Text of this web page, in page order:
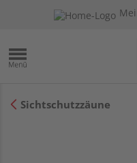
Sichtschutzzäune